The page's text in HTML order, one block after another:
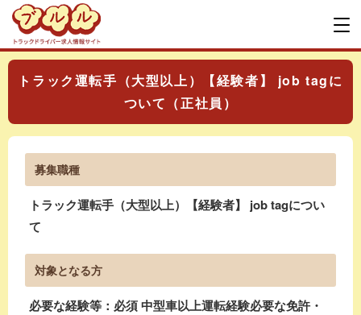
トラック運転手（大型以上）【経験者】 job tagに
ついて（正社員）
募集職種
トラック運転手（大型以上）【経験者】 job tagについ
て
対象となる方
必要な経験等：必須 中型車以上運転経験必要な免許・